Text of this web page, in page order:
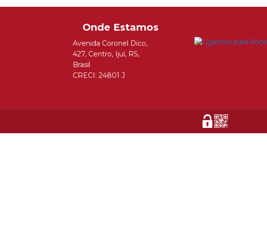
Avenida Coronel Dico,
427, Centro, Ijuí, RS,
Brasil
CRECI: 24801 J